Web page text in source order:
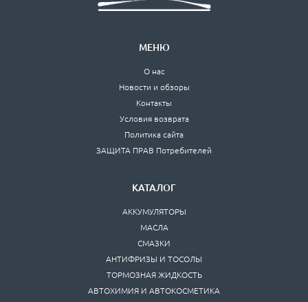
МЕНЮ
О нас
Новости и обзоры
Контакты
Условия возврата
Политика сайта
ЗАЩИТА ПРАВ Потребителей
КАТАЛОГ
АККУМУЛЯТОРЫ
МАСЛА
СМАЗКИ
АНТИФРИЗЫ И ТОСОЛЫ
ТОРМОЗНАЯ ЖИДКОСТЬ
АВТОХИМИЯ И АВТОКОСМЕТИКА